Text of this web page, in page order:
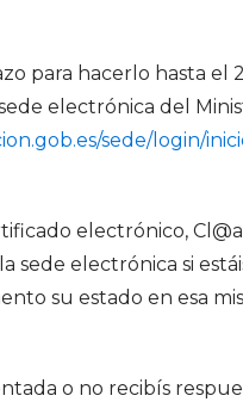
para hacerlo hasta el
electrónica del
sede/login/
electrónico,
electrónica si
su estado en esa
o no recibís